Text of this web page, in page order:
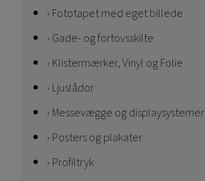
Fototapet med eget billede
Gade- og fortovsskilte
Klistermærker, Vinyl og Folie
Ljuslådor
Messevægge og displaysystemer
Posters og plakater
Profiltryk